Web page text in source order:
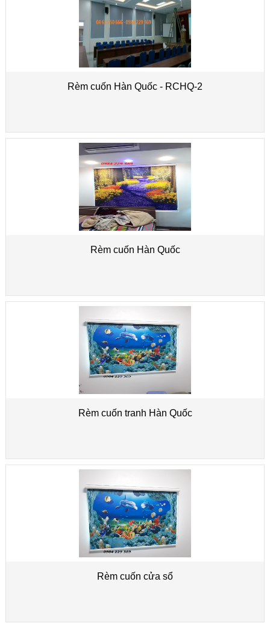
Rèm cuốn Hàn Quốc - RCHQ-2
Rèm cuốn Hàn Quốc
Rèm cuốn tranh Hàn Quốc
Rèm cuốn cửa sổ